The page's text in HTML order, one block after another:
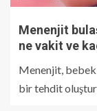
Menenjit
ne vakit ve
Menenjit, bebek
bir tehdit